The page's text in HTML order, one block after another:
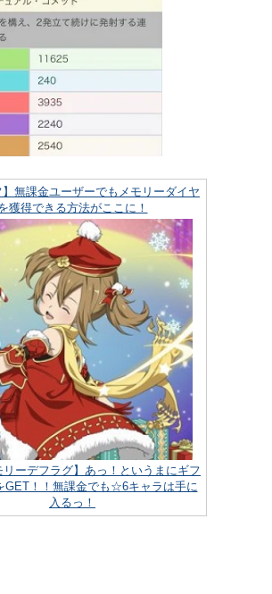
】無課金ユーザーでもメモリーダイヤ
獲得できる方法がここに！
リーデフラグ】あっ！というまにギフ
GET！！無課金でも☆6キャラは手に
入るっ！